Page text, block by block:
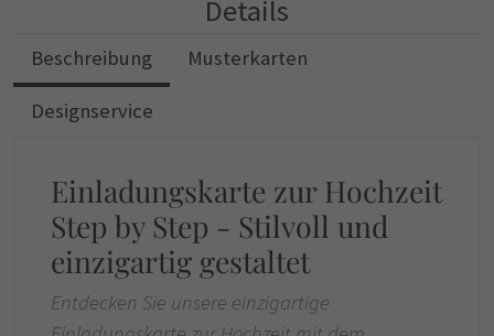
Details
Beschreibung Musterkarten
Designservice
Einladungskarte zur Hochzeit
Step by Step - Stilvoll und
einzigartig gestaltet
Entdecken Sie unsere einzigartige